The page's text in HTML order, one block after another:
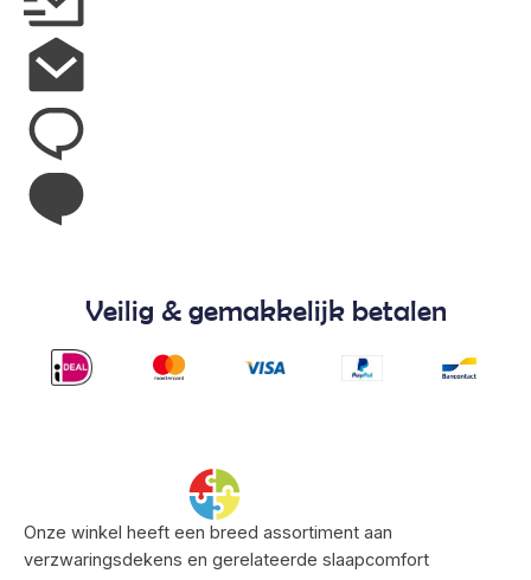
Veilig & gemakkelijk betalen
Onze winkel heeft een breed assortiment aan
verzwaringsdekens en gerelateerde slaapcomfort